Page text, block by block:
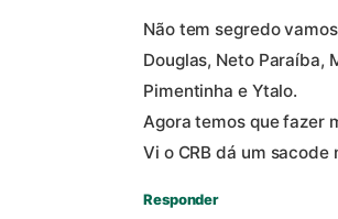
Não tem segredo
Douglas, Neto Paraíba,
Pimentinha e Ytalo.
Agora temos que fazer
Vi o CRB dá um sacode
Responder